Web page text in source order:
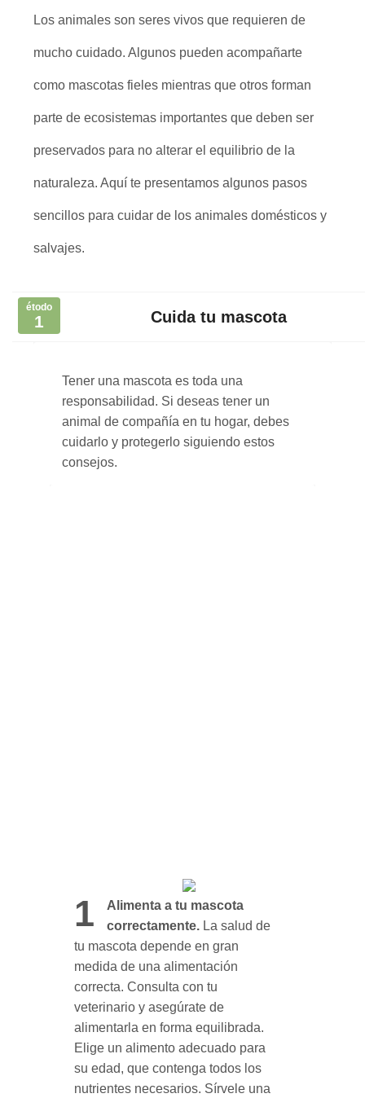
Los animales son seres vivos que requieren de
mucho cuidado. Algunos pueden acompañarte
como mascotas fieles mientras que otros forman
parte de ecosistemas importantes que deben ser
preservados para no alterar el equilibrio de la
naturaleza. Aquí te presentamos algunos pasos
sencillos para cuidar de los animales domésticos y
salvajes.
étodo
1 Cuida tu mascota
Tener una mascota es toda una
responsabilidad. Si deseas tener un
animal de compañía en tu hogar, debes
cuidarlo y protegerlo siguiendo estos
consejos.
1
Alimenta a tu mascota
correctamente. La salud de
tu mascota depende en gran
medida de una alimentación
correcta. Consulta con tu
veterinario y asegúrate de
alimentarla en forma equilibrada.
Elige un alimento adecuado para
su edad, que contenga todos los
nutrientes necesarios. Sírvele una